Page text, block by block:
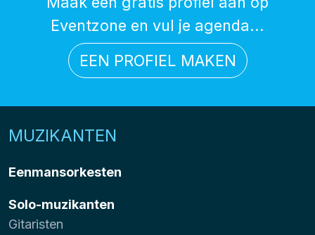
Eventzone en vul je agenda...
EEN PROFIEL MAKEN
MUZIKANTEN
Eenmansorkesten
Solo-muzikanten
Gitaristen